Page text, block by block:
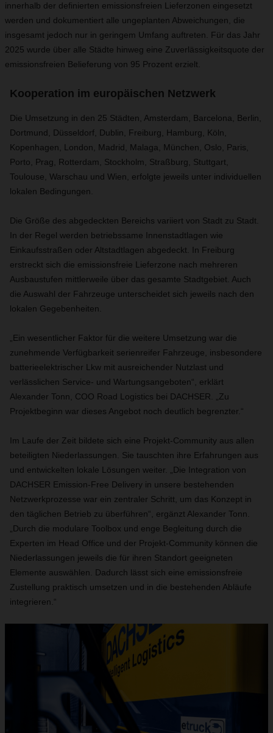
innerhalb der definierten emissionsfreien Lieferzonen eingesetzt
werden und dokumentiert alle ungeplanten Abweichungen, die
insgesamt jedoch nur in geringem Umfang auftreten. Für das Jahr
2025 wurde über alle Städte hinweg eine Zuverlässigkeitsquote der
emissionsfreien Belieferung von 95 Prozent erzielt.
Kooperation im europäischen Netzwerk
Die Umsetzung in den 25 Städten, Amsterdam, Barcelona, Berlin,
Dortmund, Düsseldorf, Dublin, Freiburg, Hamburg, Köln,
Kopenhagen, London, Madrid, Malaga, München, Oslo, Paris,
Porto, Prag, Rotterdam, Stockholm, Straßburg, Stuttgart,
Toulouse, Warschau und Wien, erfolgte jeweils unter individuellen
lokalen Bedingungen.
Die Größe des abgedeckten Bereichs variiert von Stadt zu Stadt.
In der Regel werden betriebssame Innenstadtlagen wie
Einkaufsstraßen oder Altstadtlagen abgedeckt. In Freiburg
erstreckt sich die emissionsfreie Lieferzone nach mehreren
Ausbaustufen mittlerweile über das gesamte Stadtgebiet. Auch
die Auswahl der Fahrzeuge unterscheidet sich jeweils nach den
lokalen Gegebenheiten.
„Ein wesentlicher Faktor für die weitere Umsetzung war die
zunehmende Verfügbarkeit serienreifer Fahrzeuge, insbesondere
batterieelektrischer Lkw mit ausreichender Nutzlast und
verlässlichen Service- und Wartungsangeboten“, erklärt
Alexander Tonn, COO Road Logistics bei DACHSER. „Zu
Projektbeginn war dieses Angebot noch deutlich begrenzter.“
Im Laufe der Zeit bildete sich eine Projekt-Community aus allen
beteiligten Niederlassungen. Sie tauschten ihre Erfahrungen aus
und entwickelten lokale Lösungen weiter. „Die Integration von
DACHSER Emission-Free Delivery in unsere bestehenden
Netzwerkprozesse war ein zentraler Schritt, um das Konzept in
den täglichen Betrieb zu überführen“, ergänzt Alexander Tonn.
„Durch die modulare Toolbox und enge Begleitung durch die
Experten im Head Office und der Projekt-Community können die
Niederlassungen jeweils die für ihren Standort geeigneten
Elemente auswählen. Dadurch lässt sich eine emissionsfreie
Zustellung praktisch umsetzen und in die bestehenden Abläufe
integrieren.“